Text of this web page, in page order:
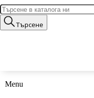
Търсене
Menu